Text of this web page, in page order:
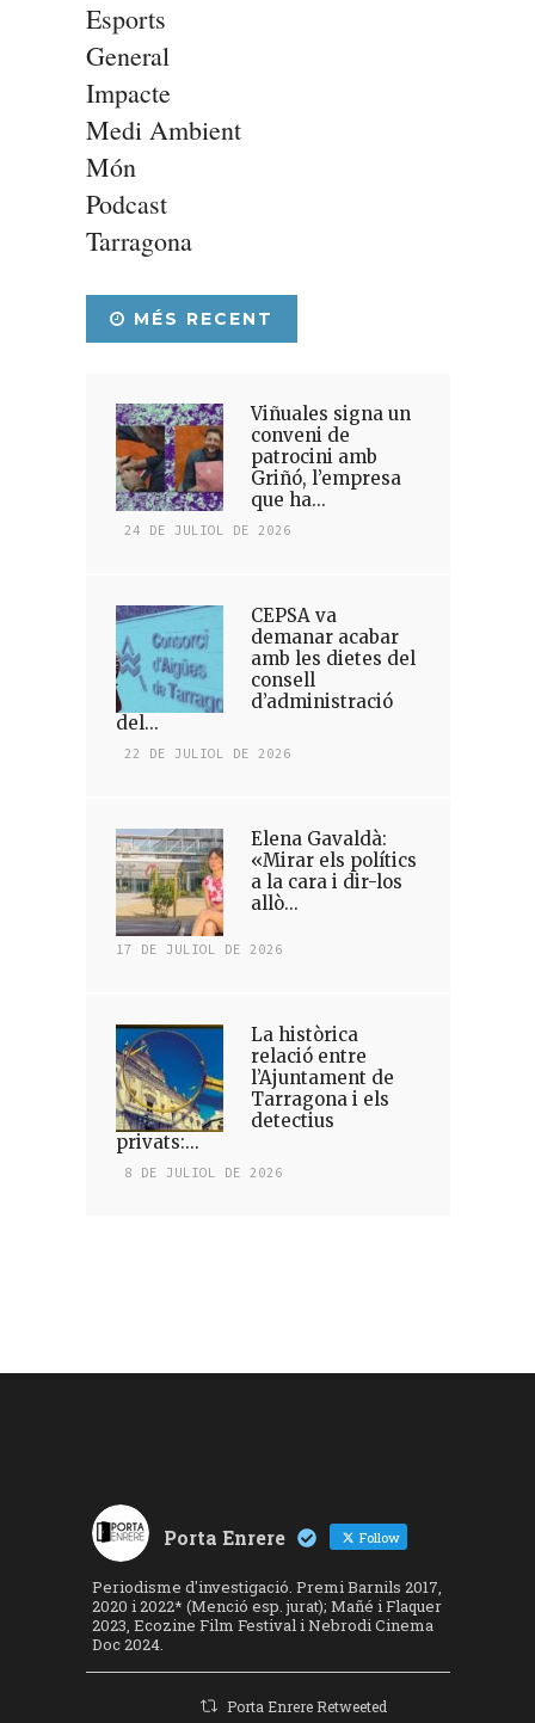
Esports
General
Impacte
Medi Ambient
Món
Podcast
Tarragona
MÉS RECENT
Viñuales signa un
conveni de
patrocini amb
Griñó, l’empresa
que ha...
24 DE JULIOL DE 2026
CEPSA va
demanar acabar
amb les dietes del
consell
d’administració
del...
22 DE JULIOL DE 2026
Elena Gavaldà:
«Mirar els polítics
a la cara i dir-los
allò...
17 DE JULIOL DE 2026
La històrica
relació entre
l’Ajuntament de
Tarragona i els
detectius
privats:...
8 DE JULIOL DE 2026
Porta Enrere Follow
Periodisme d'investigació. Premi Barnils 2017,
2020 i 2022* (Menció esp. jurat); Mañé i Flaquer
2023, Ecozine Film Festival i Nebrodi Cinema
Doc 2024.
Porta Enrere Retweeted